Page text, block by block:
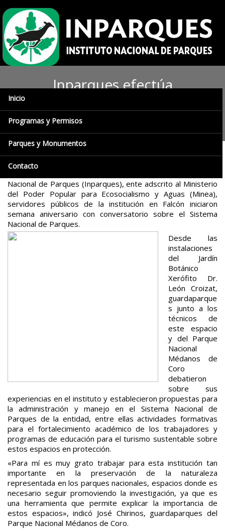
Inicio
Programas y Permisos
Parques y Monumentos
Contacto
Inparques efectúa
conversatorio sobre parques
nacionales en Falcón
Prensa Ecosocialismo y Aguas (Minea) / Inparques / Coro,
Nacional de Parques (Inparques), ente adscrito al Ministerio
del Poder Popular para Ecosocialismo y Aguas (Minea),
servidores públicos de la institución en Falcón iniciaron
semana aniversario con conversatorio sobre el Sistema
Nacional de Parques.
Desde las
instalaciones
del Jardín
Botánico
Xerófito Dr.
León Croizat,
guardaparque
s junto a los
técnicos de
este espacio
y del Parque
Nacional
Médanos de
Coro
debatieron
sobre sus
experiencias en el instituto y establecieron propuestas para
la administración y manejo en el Sistema Nacional de
Parques de la entidad, entre ellas actividades formativas
para el fortalecimiento académico de los trabajadores y
programas de educación para el turismo sustentable sobre
estos espacios en protección.
«Para mí es muy grato trabajar para esta institución tan
importante en la preservación de la naturaleza
representada en los parques nacionales, espacios donde es
necesario seguir promoviendo la investigación, ya que es
una herramienta que permite explicar la importancia de
estos espacios», indicó José Chirinos, guardaparques del
Parque Nacional Médanos de Coro.